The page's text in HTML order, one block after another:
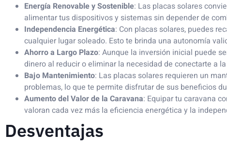
Energía Renovable y Sostenible: Las placas solares
alimentar tus dispositivos y sistemas sin depender de
Independencia Energética: Con placas solares, puedes
cualquier lugar soleado. Esto te brinda una autonomía
Ahorro a Largo Plazo: Aunque la inversión inicial puede
dinero al reducir o eliminar la necesidad de conectarte a
Bajo Mantenimiento: Las placas solares requieren un
problemas, lo que te permite disfrutar de sus beneficios
Aumento del Valor de la Caravana: Equipar tu caravana
valoran cada vez más la eficiencia energética y la
Desventajas